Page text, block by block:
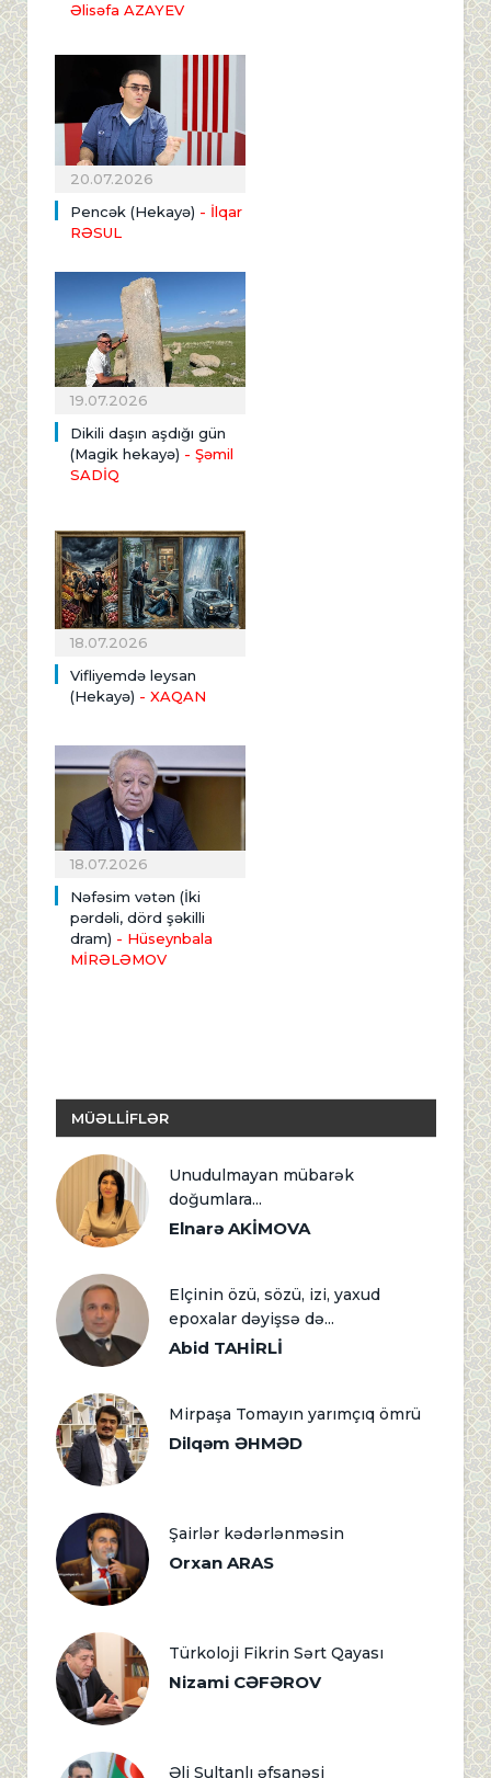
Əlisəfa AZAYEV
20.07.2026
Pencək (Hekayə) - İlqar
RƏSUL
19.07.2026
Dikili daşın aşdığı gün
(Magik hekayə) - Şəmil
SADİQ
18.07.2026
Vifliyemdə leysan
(Hekayə) - XAQAN
18.07.2026
Nəfəsim vətən (İki
pərdəli, dörd şəkilli
dram) - Hüseynbala
MİRƏLƏMOV
MÜƏLLİFLƏR
Unudulmayan mübarək
doğumlara...
Elnarə AKİMOVA
Elçinin özü, sözü, izi, yaxud
epoxalar dəyişsə də...
Abid TAHİRLİ
Mirpaşa Tomayın yarımçıq ömrü
Dilqəm ƏHMƏD
Şairlər kədərlənməsin
Orxan ARAS
Türkoloji Fikrin Sərt Qayası
Nizami CƏFƏROV
Əli Sultanlı əfsanəsi